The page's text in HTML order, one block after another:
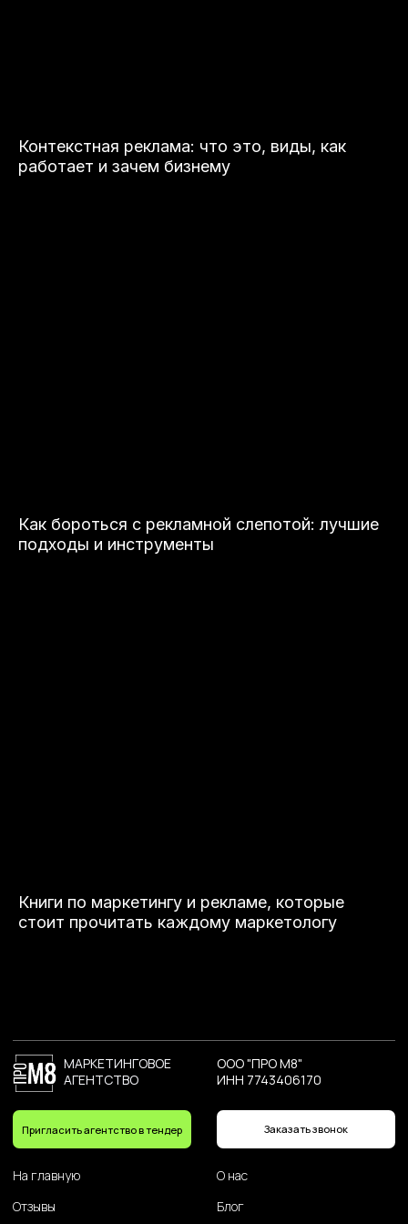
Контекстная реклама: что это, виды, как
работает и зачем бизнему
Как бороться с рекламной слепотой: лучшие
подходы и инструменты
Книги по маркетингу и рекламе, которые
стоит прочитать каждому маркетологу